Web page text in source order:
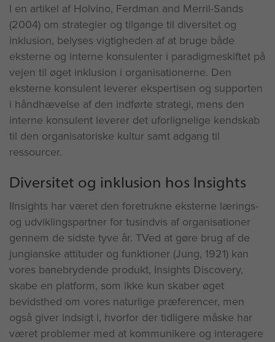
I en artikel af Holvino, Ferdman and Merril-Sands
(2004) om strategier og tilgange til diversitet og
inklusion, belyses vigtigheden af at bruge både
eksterne og interne konsulenter i paradigmeskiftet på
vejen til øget inklusion i organisationerne. Den
eksterne konsulent leverer ekspertisen og supporten
i håndhævelse af den indførte strategi, mens den
interne konsulent leverer det uforlignelige kendskab
til den organisatoriske kultur samt adgang til
ressourcer.
Diversitet og inklusion hos Insights
IInsights har været den foretrukne eksterne lærings-
og udviklingspartner for tusindvis af organisationer
gennem de sidste tyve år. TVed at gøre brug af de
jungianske attituder og funktioner (Jung, 1921) kan
vores banebrydende produkt, Insights Discovery,
skabe en platform, som ikke kun skaber øget
bevidsthed om vores naturlige præferencer, men
også giver indsigt i, hvorfor der tidligere måske har
været problemer med at kommunikere og interagere